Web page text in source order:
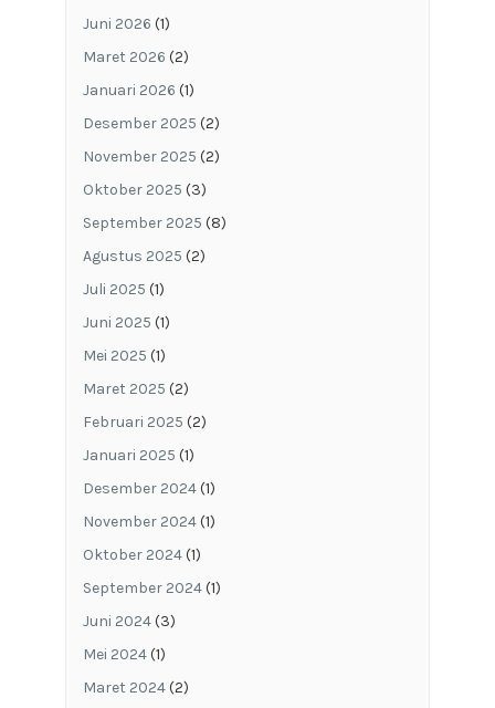
Juni 2026 (1)
Maret 2026 (2)
Januari 2026 (1)
Desember 2025 (2)
November 2025 (2)
Oktober 2025 (3)
September 2025 (8)
Agustus 2025 (2)
Juli 2025 (1)
Juni 2025 (1)
Mei 2025 (1)
Maret 2025 (2)
Februari 2025 (2)
Januari 2025 (1)
Desember 2024(1)
November 2024(1)
Oktober 2024(1)
September 2024(1)
Juni 2024(3)
Mei 2024(1)
Maret 2024(2)